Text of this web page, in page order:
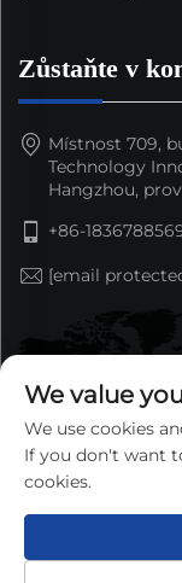
Zůstaňte v
Místnost 709,
Technology
Hangzhou,
+86-
[email
Copyright © 2025
We value
We use cookies
If you don't want
cookies.